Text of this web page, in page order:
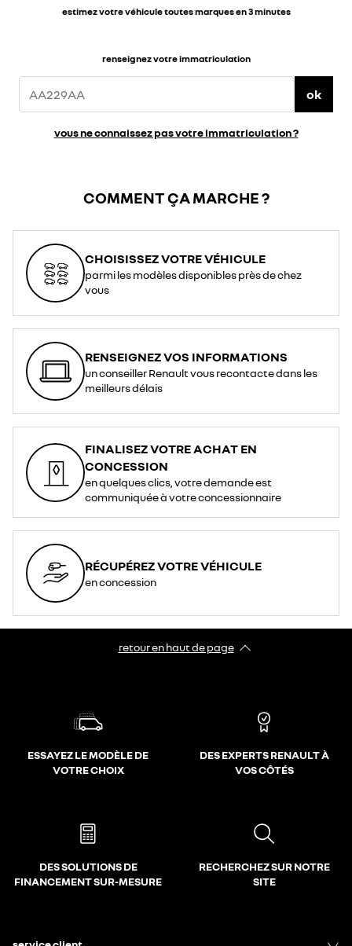
estimez votre véhicule toutes marques en 3 minutes
renseignez votre immatriculation
ok
vous ne connaissez pas votre immatriculation ?
COMMENT ÇA MARCHE ?
CHOISISSEZ VOTRE VÉHICULE
parmi les modèles disponibles près de chez
vous
RENSEIGNEZ VOS INFORMATIONS
un conseiller Renault vous recontacte dans les
meilleurs délais
FINALISEZ VOTRE ACHAT EN
CONCESSION
en quelques clics, votre demande est
communiquée à votre concessionnaire
RÉCUPÉREZ VOTRE VÉHICULE
en concession
retour en haut de page​
ESSAYEZ LE MODÈLE DE
VOTRE CHOIX
DES EXPERTS RENAULT À
VOS CÔTÉS
DES SOLUTIONS DE
FINANCEMENT SUR-MESURE
RECHERCHEZ SUR NOTRE
SITE